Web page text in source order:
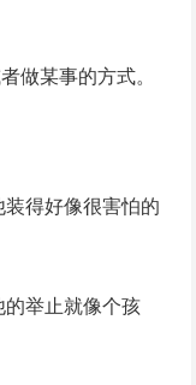
做某事的方式。
得好像很害怕的
的举止就像个孩